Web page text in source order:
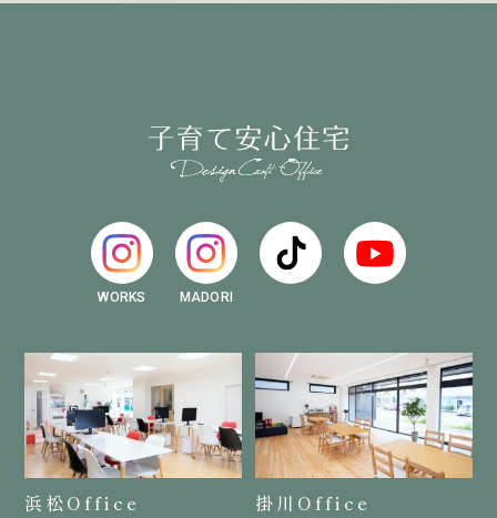
WORKS MADORI
浜松Office 掛川Office